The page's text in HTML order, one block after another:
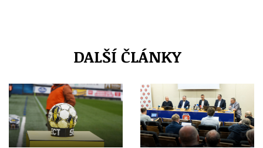
DALŠÍ ČLÁNKY